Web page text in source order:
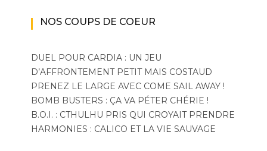
NOS COUPS DE COEUR
DUEL POUR CARDIA : UN JEU
D’AFFRONTEMENT PETIT MAIS COSTAUD
PRENEZ LE LARGE AVEC COME SAIL AWAY !
BOMB BUSTERS : ÇA VA PÉTER CHÉRIE !
B.O.I. : CTHULHU PRIS QUI CROYAIT PRENDRE
HARMONIES : CALICO ET LA VIE SAUVAGE